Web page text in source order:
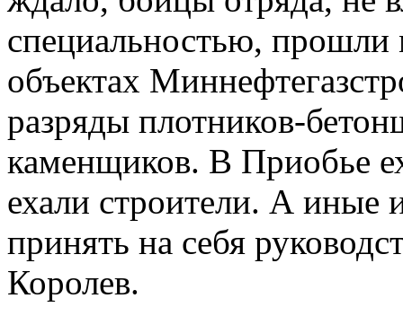
специальностью,
объектах
разряды плотников-
каменщиков. В Приобье
ехали строители. А иные
принять на себя
Королев.